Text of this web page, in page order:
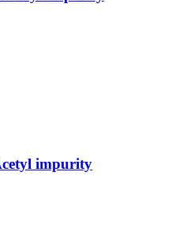
impurity